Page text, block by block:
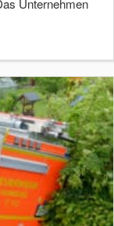
Unternehmen